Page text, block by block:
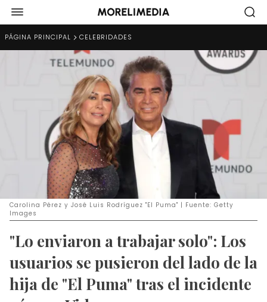
PÁGINA PRINCIPAL CELEBRIDADES
Carolina Pérez y José Luis Rodríguez "El Puma" | Fuente: Getty
Images
"Lo enviaron a trabajar solo": Los
usuarios se pusieron del lado de la
hija de "El Puma" tras el incidente